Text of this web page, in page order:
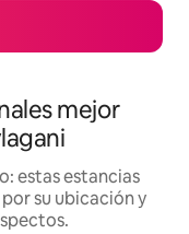
mejor
estas estancias
su ubicación y